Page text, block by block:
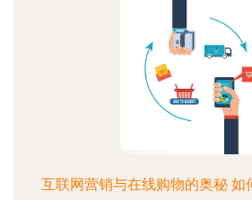
互联网营销与在线购物的奥秘 如